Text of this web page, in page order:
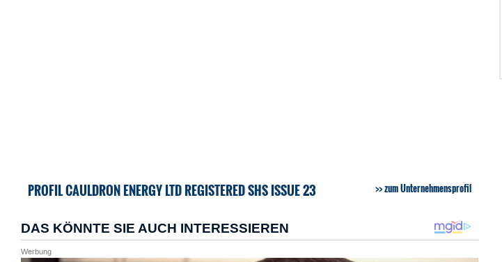
PROFIL CAULDRON ENERGY LTD REGISTERED SHS ISSUE 23 zum Unternehmensprofil